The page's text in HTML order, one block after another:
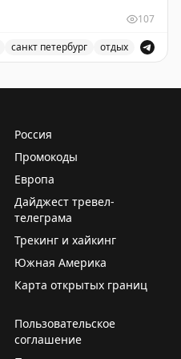
107
санкт петербург отдых
Россия
Промокоды
Европа
Дайджест тревел-
телеграма
Трекинг и хайкинг
Южная Америка
Карта открытых границ
Пользовательское
соглашение